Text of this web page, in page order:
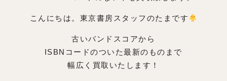
こんにちは。東京書房スタッフのたまです
古いバンドスコアから
ISBNコードのついた最新のものまで
幅広く買取いたします！